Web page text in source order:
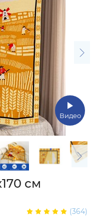
Видео
см
(364)